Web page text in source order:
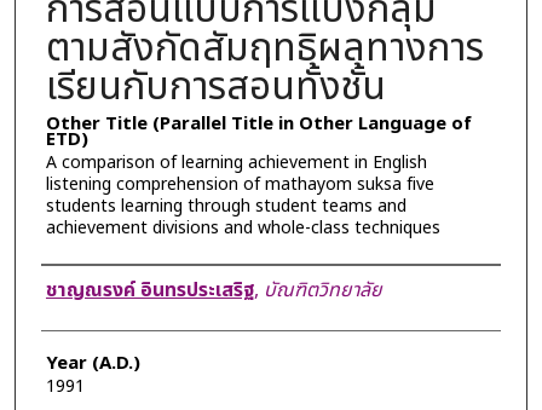
ตามสังกัดสัมฤทธิผลทางการ
เรียนกับการสอนทั้งชั้น
Other Title (Parallel Title in Other Language of
ETD)
A comparison of learning achievement in English
listening comprehension of mathayom suksa five
students learning through student teams and
achievement divisions and whole-class techniques
Author
ชาญณรงค์ อินทรประเสริฐ, บัณฑิตวิทยาลัย
Year (A.D.)
1991